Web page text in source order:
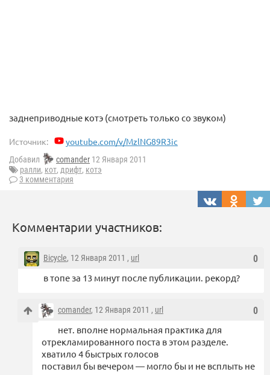
заднеприводные котэ (смотреть только со звуком)
Источник: youtube.com/v/MzlNG89R3ic
Добавил comander 12 Января 2011
ралли, кот, дрифт, котэ
3 комментария
Комментарии участников:
0
Bicycle, 12 Января 2011 , url
в топе за 13 минут после публикации. рекорд?
0
comander, 12 Января 2011 , url
нет. вполне нормальная практика для
отрекламированного поста в этом разделе.
хватило 4 быстрых голосов
поставил бы вечером — могло бы и не всплыть не